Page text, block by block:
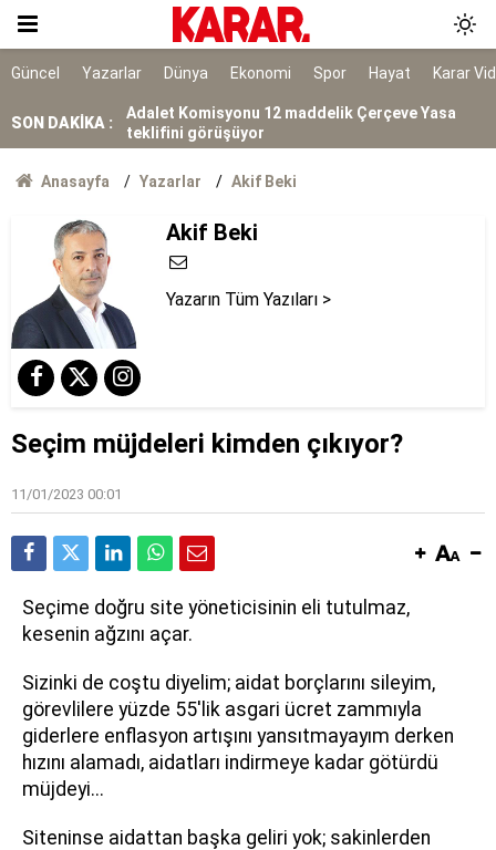
Güncel Yazarlar Dünya Ekonomi Spor Hayat Karar
SON DAKİKA :
Kuşadası Belediyesi’ne 3. dalga operasyon: 15
30 bin personel alınacak
Adalet Komisyonu 12 maddelik Çerçeve Yasa
teklifini görüşüyor
Her 3 çocuktan biri mağdur
MHP'den 'Çerçeve Yasa' iddialarına cevap
Anasayfa Yazarlar Akif Beki
Akif Beki
Yazarın Tüm Yazıları >
Seçim müjdeleri kimden çıkıyor?
11/01/2023 00:01
Seçime doğru site yöneticisinin eli tutulmaz,
kesenin ağzını açar.
Sizinki de coştu diyelim; aidat borçlarını sileyim,
görevlilere yüzde 55'lik asgari ücret zammıyla
giderlere enflasyon artışını yansıtmayayım derken
hızını alamadı, aidatları indirmeye kadar götürdü
müjdeyi...
Siteninse aidattan başka geliri yok; sakinlerden